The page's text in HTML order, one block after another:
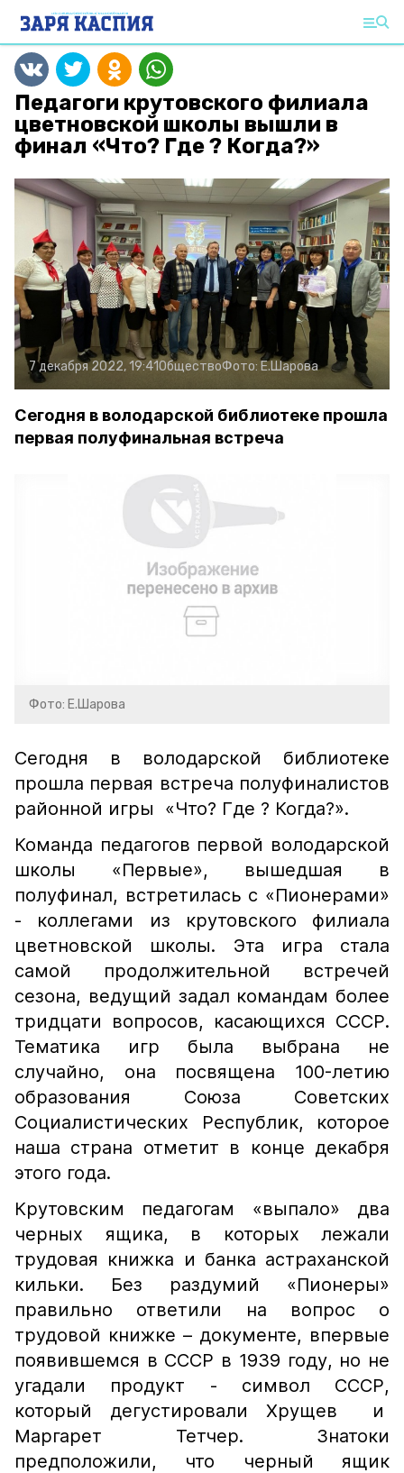
Педагоги крутовского филиала
цветновской школы вышли в
финал «Что? Где ? Когда?»
7 декабря 2022, 19:41ОбществоФото: Е.Шарова
Сегодня в володарской библиотеке прошла
первая полуфинальная встреча
Фото: Е.Шарова
Сегодня в володарской библиотеке
прошла первая встреча полуфиналистов
районной игры «Что? Где ? Когда?».
Команда педагогов первой володарской
школы «Первые», вышедшая в
полуфинал, встретилась с «Пионерами»
- коллегами из крутовского филиала
цветновской школы. Эта игра стала
самой продолжительной встречей
сезона, ведущий задал командам более
тридцати вопросов, касающихся СССР.
Тематика игр была выбрана не
случайно, она посвящена 100-летию
образования Союза Советских
Социалистических Республик, которое
наша страна отметит в конце декабря
этого года.
Крутовским педагогам «выпало» два
черных ящика, в которых лежали
трудовая книжка и банка астраханской
кильки. Без раздумий «Пионеры»
правильно ответили на вопрос о
трудовой книжке – документе, впервые
появившемся в СССР в 1939 году, но не
угадали продукт - символ СССР,
который дегустировали Хрущев и
Маргарет Тетчер. Знатоки
предположили, что черный ящик